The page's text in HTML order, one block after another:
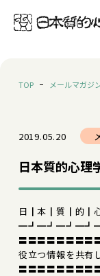
TOP メールマガジ
2019.05.20
日本質的心理
日┃本┃質┃的┃
〓〓〓〓〓〓〓〓
役立つ情報を共有
〓〓〓〓〓〓〓〓